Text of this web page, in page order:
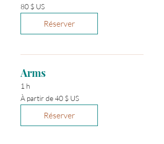
80 dollars
des
États-
80 $ US
Réserver
Arms
1 h
À
partir
de
À partir de 40 $ US
Réserver